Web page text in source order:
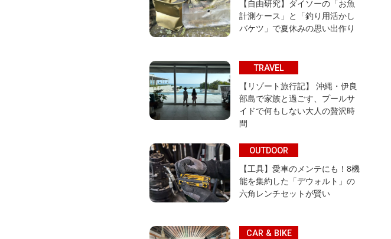
【自由研究】ダイソーの「お魚
計測ケース」と「釣り用活かし
バケツ」で夏休みの思い出作り
TRAVEL
【リゾート旅行記】 沖縄・伊良
部島で家族と過ごす、プールサ
イドで何もしない大人の贅沢時
間
OUTDOOR
【工具】愛車のメンテにも！8機
能を集約した「デウォルト」の
六角レンチセットが賢い
CAR & BIKE